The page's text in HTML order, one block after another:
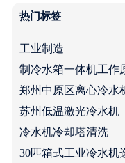
热门标签
工业制造
制冷水箱一体机工作
郑州中原区离心冷水
苏州低温激光冷水机
冷水机冷却塔清洗
30匹箱式工业冷水机